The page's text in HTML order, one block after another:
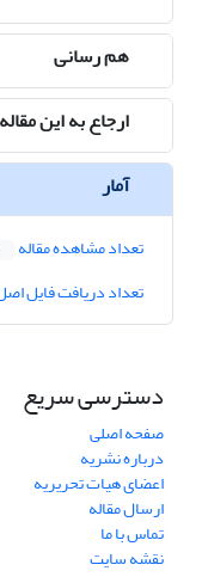
هم رسانی
ارجاع به این مقاله
آمار
تعداد مشاهده مقاله
تعداد دریافت فایل
دسترسی سریع
صفحه اصلی
درباره نشریه
اعضای هیات تحریریه
ارسال مقاله
تماس با ما
نقشه سایت